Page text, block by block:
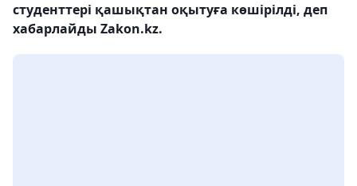
студенттері қашықтан оқытуға көшірілді, деп
хабарлайды Zakon.kz.